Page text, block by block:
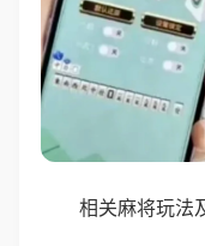
相关麻将玩法